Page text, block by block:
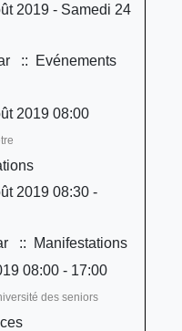
2019 - Samedi 24
:: Evénements
2019 08:00
2019 08:30 -
:: Manifestations
08:00 - 17:00
des seniors